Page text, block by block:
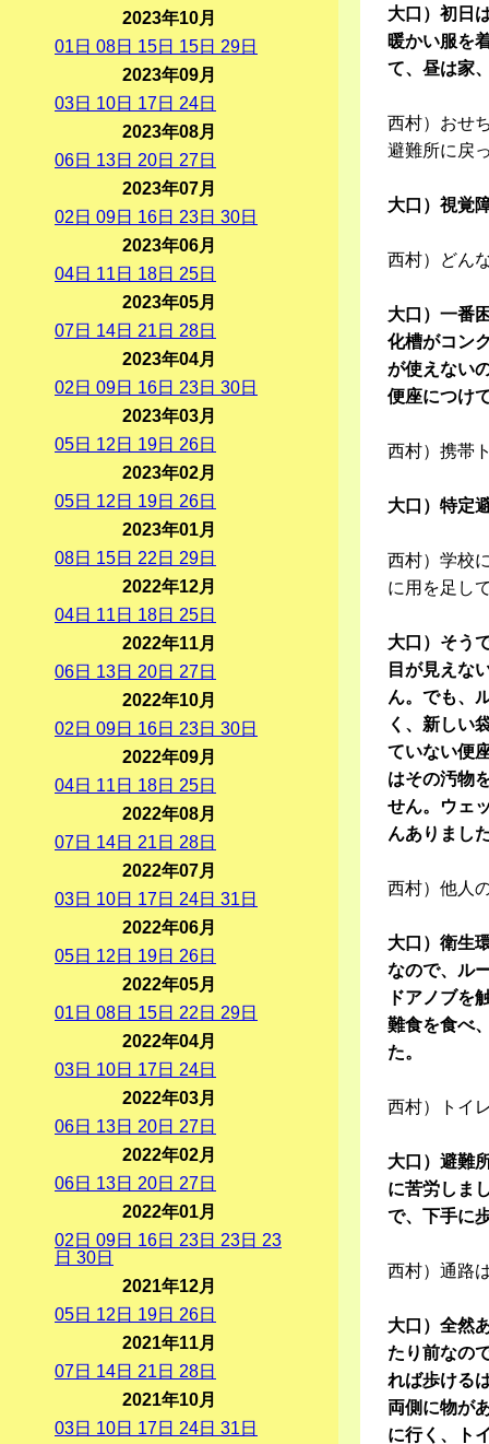
大口）初日
暖かい服を
て、昼は家
西村）おせ
避難所に戻
大口）視覚
西村）どん
大口）一番
化槽がコン
が使えない
便座につけ
西村）携帯
大口）特定
西村）学校
に用を足し
大口）そう
目が見えな
ん。でも、
く、新しい
ていない便
はその汚物
せん。ウェ
んありまし
西村）他人
大口）衛生
なので、ル
ドアノブを
難食を食べ
た。
西村）トイ
大口）避難
に苦労しま
で、下手に
西村）通路
大口）全然
たり前なの
れば歩ける
両側に物が
に行く、ト
2023年10月
01 日 08日 15日 15日 29日
2023年09月
03日 10日 17日 24日
2023年08月
06日 13日 20日 27日
2023年07月
02 日 09日 16日 23日 30日
2023年06月
04日 11 日 18日 25日
2023年05月
07日 14日 21 日 28日
2023年04月
02 日 09日 16日 23日 30日
2023年03月
05日 12 日 19日 26日
2023年02月
05日 12 日 19日 26日
2023年01月
08日 15日 22 日 29日
2022年12月
04日 11 日 18日 25日
2022年11月
06日 13日 20日 27日
2022年10月
02 日 09日 16日 23日 30日
2022年09月
04日 11 日 18日 25日
2022年08月
07日 14日 21 日 28日
2022年07月
03日 10日 17日 24日 31 日
2022年06月
05日 12 日 19日 26日
2022年05月
01 日 08日 15日 22 日 29日
2022年04月
03日 10日 17日 24日
2022年03月
06日 13日 20日 27日
2022年02月
06日 13日 20日 27日
2022年01月
02 日 09日 16日 23日 23日 23
日 30日
2021年12月
05日 12 日 19日 26日
2021年11月
07日 14日 21 日 28日
2021年10月
03日 10日 17日 24日 31 日